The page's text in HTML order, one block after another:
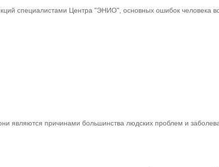
специалистами Центра "ЭНИО", основных ошибок человека
являются причинами большинства людских проблем и